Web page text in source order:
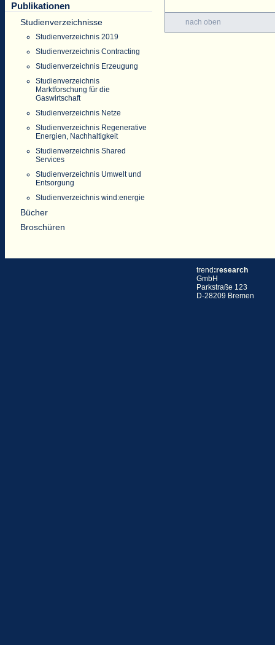
Publikationen
Studienverzeichnisse
Studienverzeichnis 2019
Studienverzeichnis Contracting
Studienverzeichnis Erzeugung
Studienverzeichnis
Marktforschung für die
Gaswirtschaft
Studienverzeichnis Netze
Studienverzeichnis Regenerative
Energien, Nachhaltigkeit
Studienverzeichnis Shared
Services
Studienverzeichnis Umwelt und
Entsorgung
Studienverzeichnis wind:energie
Bücher
Broschüren
nach oben
trend :research
GmbH
Parkstraße 123
D-28209 Bremen